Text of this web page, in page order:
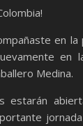
en
en
Medina.
estarán